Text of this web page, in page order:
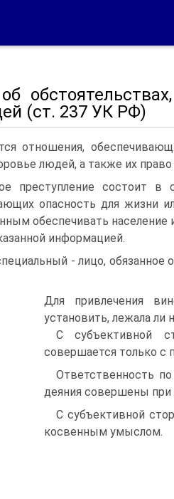
(ст. 237 УК РФ)
отношения,
людей, а также их
преступление состоит
опасность для жизни
обеспечивать население
информацией.
- лицо,
Для привлечения
установить, лежала ли
С субъективной
совершается только
Ответственность
деяния совершены при
С субъективной
косвенным умыслом.